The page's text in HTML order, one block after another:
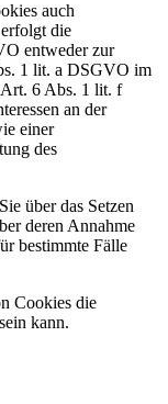
auch
die
entweder zur
1 lit. a DSGVO im
6 Abs. 1 lit. f
an der
einer
des
über das Setzen
deren Annahme
bestimmte Fälle
Cookies die
kann.